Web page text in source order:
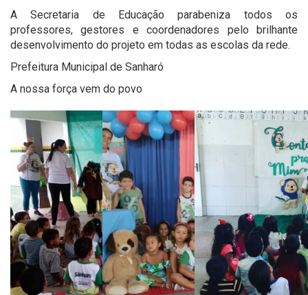
A Secretaria de Educação parabeniza todos os
professores, gestores e coordenadores pelo brilhante
desenvolvimento do projeto em todas as escolas da rede.
Prefeitura Municipal de Sanharó
A nossa força vem do povo